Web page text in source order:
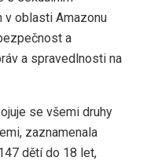
v oblasti Amazonu
a
a spravedlnosti na
se všemi druhy
zaznamenala
dětí do 18 let,